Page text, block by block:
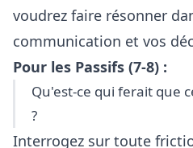
voudrez faire résonner
communication et vos
Pour les Passifs (7-8) :
Qu'est-ce qui ferait que
?
Interrogez sur toute